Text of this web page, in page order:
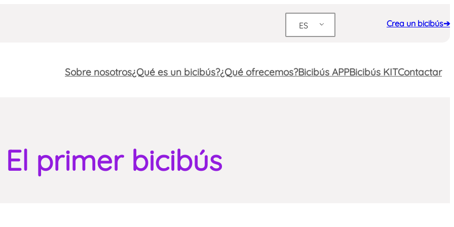
ES Crea un bicibús➔
Sobre nosotros¿Qué es un bicibús?¿Qué ofrecemos?Bicibús APPBicibús KITContactar
El primer bicibús